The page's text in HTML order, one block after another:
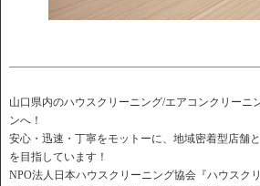
山口県内のハウスクリーニング/エアコンクリーニ
ンへ！
安心・迅速・丁寧をモットーに、地域密着型店舗
を目指しています！
NPO法人日本ハウスクリーニング協会『ハウスク